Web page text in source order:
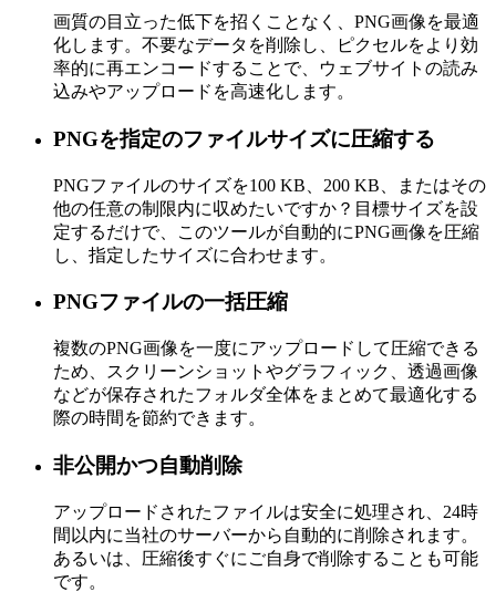
画質の目立った低下を招くことなく、PNG画像を最適
化します。不要なデータを削除し、ピクセルをより効
率的に再エンコードすることで、ウェブサイトの読み
込みやアップロードを高速化します。
PNGを指定のファイルサイズに圧縮する
PNGファイルのサイズを100 KB、200 KB、またはその
他の任意の制限内に収めたいですか？目標サイズを設
定するだけで、このツールが自動的にPNG画像を圧縮
し、指定したサイズに合わせます。
PNGファイルの一括圧縮
複数のPNG画像を一度にアップロードして圧縮できる
ため、スクリーンショットやグラフィック、透過画像
などが保存されたフォルダ全体をまとめて最適化する
際の時間を節約できます。
非公開かつ自動削除
アップロードされたファイルは安全に処理され、24時
間以内に当社のサーバーから自動的に削除されます。
あるいは、圧縮後すぐにご自身で削除することも可能
です。